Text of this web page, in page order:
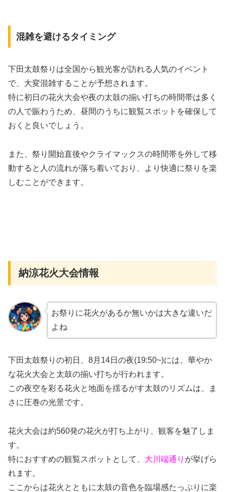
混雑を避けるタイミング
下田太鼓祭りは全国から観光客が訪れる人気のイベント
で、大変混雑することが予想されます。
特に初日の花火大会や夜の太鼓の揃い打ちの時間帯は多く
の人で賑わうため、昼間のうちに観覧スポットを確保して
おくと良いでしょう。
また、祭り開始直後やクライマックスの時間帯を外して移
動すると人の流れが落ち着いており、より快適に祭りを楽
しむことができます。
納涼花火大会情報
お祭りに花火があるか無いかは大きな違いだ
よね
下田太鼓祭りの初日、8月14日の夜(19:50~)には、華やか
な花火大会と太鼓の揃い打ちが行われます。
この夜空を彩る花火と地面を揺るがす太鼓のリズムは、ま
さに圧巻の光景です。
花火大会は約560発の花火が打ち上がり、観客を魅了しま
す。
特におすすめの観覧スポットとして、 大川端通り が挙げら
れます。
ここからは花火とともに太鼓の音色を臨場感たっぷりに楽